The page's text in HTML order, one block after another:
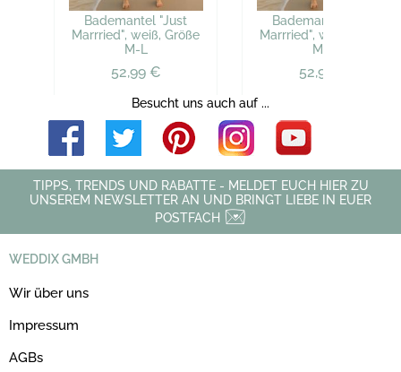
Bademantel "Just
Marrried", weiß, Größe
M-L
52,99 €
Bademantel "Just
Marrried", weiß, Größe
M-L
52,99 €
Besucht uns auch auf ...
TIPPS, TRENDS UND RABATTE - MELDET EUCH HIER ZU
UNSEREM NEWSLETTER AN UND BRINGT LIEBE IN EUER
POSTFACH
WEDDIX GMBH
Wir über uns
Impressum
AGBs